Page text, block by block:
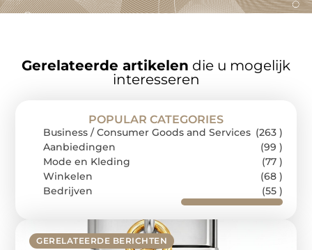
Gerelateerde artikelen die u mogelijk
interesseren
GERELATEERDE BERICHTEN
POPULAR CATEGORIES
Business / Consumer Goods and Services (263 )
Aanbiedingen
(99 )
Mode en Kleding
(77 )
Winkelen
(68 )
Bedrijven
(55 )